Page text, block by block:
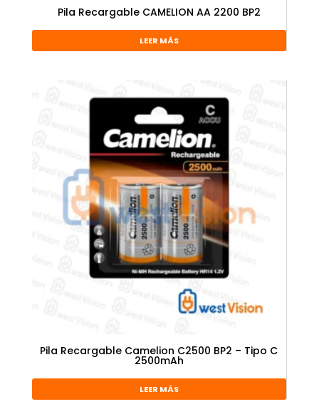
Pila Recargable CAMELION AA 2200 BP2
LEER MÁS
Pila Recargable Camelion C2500 BP2 – Tipo C
2500mAh
LEER MÁS